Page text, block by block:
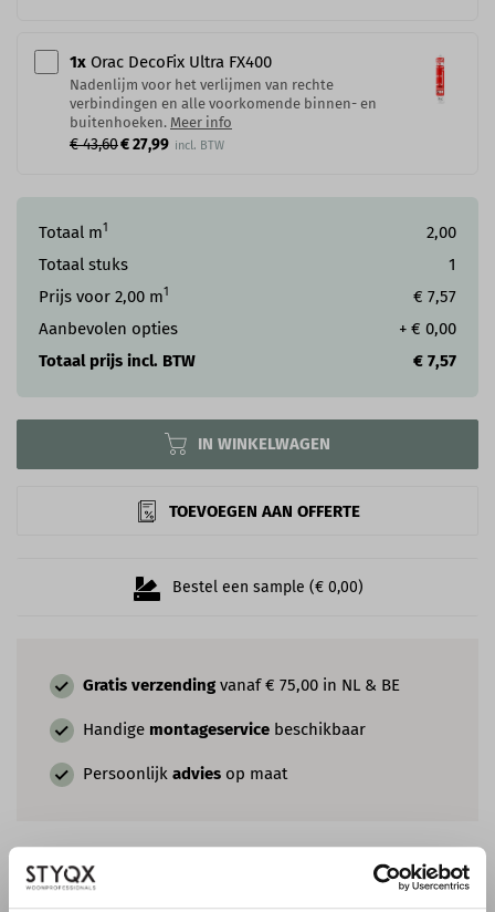
Gratis verzending vanaf € 75,00 in NL & BE
Handige montageservice beschikbaar
Persoonlijk advies op maat
COMBINEER MET EEN ROZET
Totaal m1
2,00
Totaal stuks
1
Prijs voor 2,00 m1
€ 7,57
Aanbevolen opties
+ € 0,00
Totaal prijs incl. BTW
€ 7,57
1x Orac DecoFix Ultra FX400
Nadenlijm voor het verlijmen van rechte
verbindingen en alle voorkomende binnen- en
buitenhoeken. Meer info
€ 43,60€ 27,99
Bestel een sample (€ 0,00)
IN WINKELWAGEN
TOEVOEGEN AAN OFFERTE